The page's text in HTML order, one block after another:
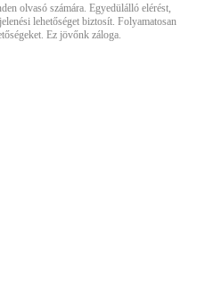
olvasó számára. Egyedülálló elérést,
lehetőséget biztosít. Folyamatosan
Ez jövőnk záloga.